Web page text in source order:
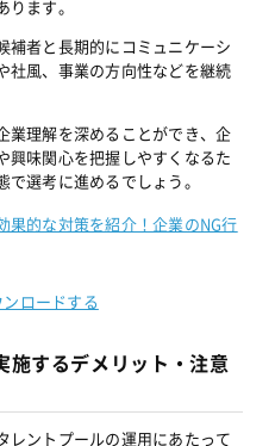
ます。
補者と長期的にコミュニケーシ
社風、事業の方向性などを継続
業理解を深めることができ、企
興味関心を把握しやすくなるた
選考に進めるでしょう。
果的な対策を紹介！企業のNG行
ロードする
施するデメリット・注意
レントプールの運用にあたって